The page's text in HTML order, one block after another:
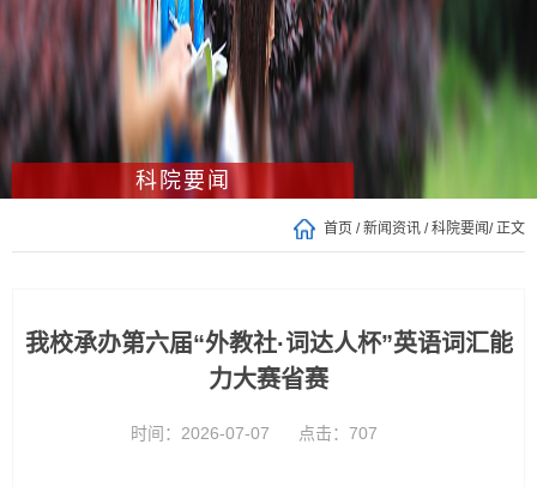
科院要闻
首页 /新闻资讯 /科院要闻/ 正文
我校承办第六届“外教社·词达人杯”英语词汇能
力大赛省赛
时间：2026-07-07 点击： 707